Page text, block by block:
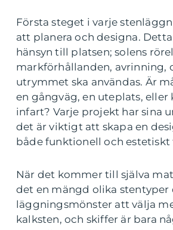
Första steget i varje
att planera och designa.
hänsyn till platsen; solens
markförhållanden, avrinning,
utrymmet ska användas. Är
en gångväg, en uteplats, eller
infart? Varje projekt har sina
det är viktigt att skapa en
både funktionell och
När det kommer till själva
det en mängd olika stentyper
läggningsmönster att välja
kalksten, och skiffer är bara